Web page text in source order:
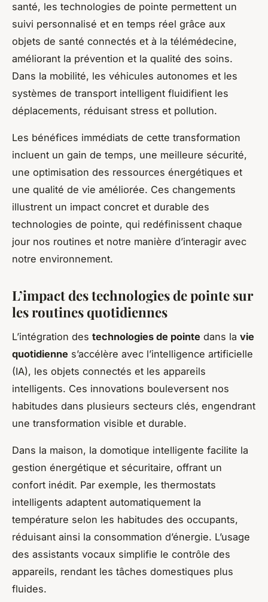
santé, les technologies de pointe permettent un
suivi personnalisé et en temps réel grâce aux
objets de santé connectés et à la télémédecine,
améliorant la prévention et la qualité des soins.
Dans la mobilité, les véhicules autonomes et les
systèmes de transport intelligent fluidifient les
déplacements, réduisant stress et pollution.
Les bénéfices immédiats de cette transformation
incluent un gain de temps, une meilleure sécurité,
une optimisation des ressources énergétiques et
une qualité de vie améliorée. Ces changements
illustrent un impact concret et durable des
technologies de pointe, qui redéfinissent chaque
jour nos routines et notre manière d’interagir avec
notre environnement.
L’impact des technologies de pointe sur
les routines quotidiennes
L’intégration des technologies de pointe dans la vie
quotidienne s’accélère avec l’intelligence artificielle
(IA), les objets connectés et les appareils
intelligents. Ces innovations bouleversent nos
habitudes dans plusieurs secteurs clés, engendrant
une transformation visible et durable.
Dans la maison, la domotique intelligente facilite la
gestion énergétique et sécuritaire, offrant un
confort inédit. Par exemple, les thermostats
intelligents adaptent automatiquement la
température selon les habitudes des occupants,
réduisant ainsi la consommation d’énergie. L’usage
des assistants vocaux simplifie le contrôle des
appareils, rendant les tâches domestiques plus
fluides.